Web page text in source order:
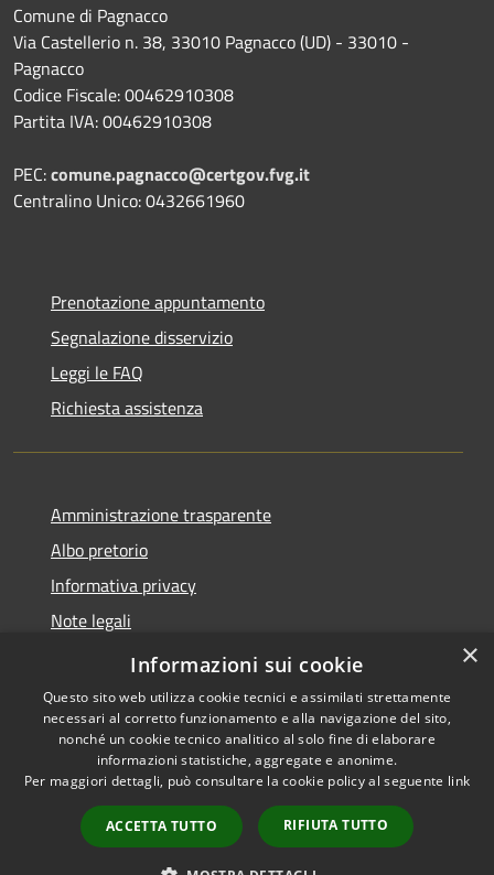
Comune di Pagnacco
Via Castellerio n. 38, 33010 Pagnacco (UD) - 33010 -
Pagnacco
Codice Fiscale: 00462910308
Partita IVA: 00462910308
PEC:comune.pagnacco@certgov.fvg.it
Centralino Unico: 0432661960
Prenotazione appuntamento
Segnalazione disservizio
Leggi le FAQ
Richiesta assistenza
Amministrazione trasparente
Albo pretorio
Informativa privacy
Note legali
Dichiarazione di accessibilità
Accessibilità
Copyright © 2026 • Comune di
Pagnacco • Powered by
Municipium•
Accesso
redazione
×
Informazioni sui cookie
Questo sito web utilizza cookie tecnici e assimilati strettamente
necessari al corretto funzionamento e alla navigazione del sito,
nonché un cookie tecnico analitico al solo fine di elaborare
informazioni statistiche, aggregate e anonime.
Per maggiori dettagli, può consultare la cookie policy al seguente link
ACCETTA TUTTO RIFIUTA TUTTO